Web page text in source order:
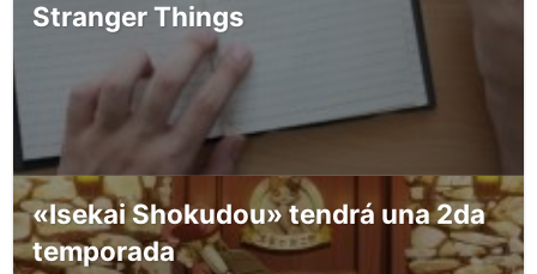
Stranger Things
«Isekai Shokudou» tendrá una 2da
temporada